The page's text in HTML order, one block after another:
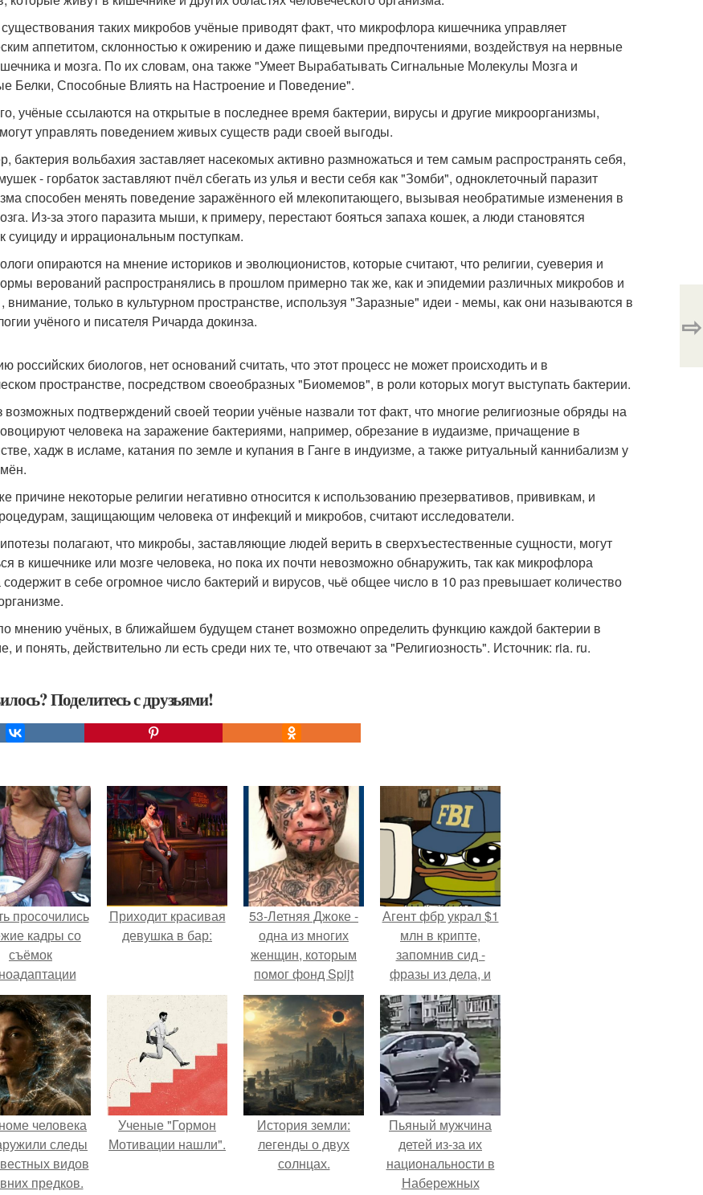
таких микробов учёные приводят факт, что микрофлора кишечника управляет
аппетитом, склонностью к ожирению и даже пищевыми предпочтениями, воздействуя на нервные
и мозга. По их словам, она также "Умеет Вырабатывать Сигнальные Молекулы Мозга и
Белки, Способные Влиять на Настроение и Поведение".
учёные ссылаются на открытые в последнее время бактерии, вирусы и другие микроорганизмы,
управлять поведением живых существ ради своей выгоды.
бактерия вольбахия заставляет насекомых активно размножаться и тем самым распространять себя,
- горбаток заставляют пчёл сбегать из улья и вести себя как "Зомби", одноклеточный паразит
способен менять поведение заражённого ей млекопитающего, вызывая необратимые изменения в
Из-за этого паразита мыши, к примеру, перестают бояться запаха кошек, а люди становятся
суициду и иррациональным поступкам.
опираются на мнение историков и эволюционистов, которые считают, что религии, суеверия и
верований распространялись в прошлом примерно так же, как и эпидемии различных микробов и
внимание, только в культурном пространстве, используя "Заразные" идеи - мемы, как они называются в
учёного и писателя Ричарда докинза.
российских биологов, нет оснований считать, что этот процесс не может происходить и в
пространстве, посредством своеобразных "Биомемов", в роли которых могут выступать бактерии.
подтверждений своей теории учёные назвали тот факт, что многие религиозные обряды на
человека на заражение бактериями, например, обрезание в иудаизме, причащение в
хадж в исламе, катания по земле и купания в Ганге в индуизме, а также ритуальный каннибализм у
причине некоторые религии негативно относится к использованию презервативов, прививкам, и
защищающим человека от инфекций и микробов, считают исследователи.
полагают, что микробы, заставляющие людей верить в сверхъестественные сущности, могут
в кишечнике или мозге человека, но пока их почти невозможно обнаружить, так как микрофлора
содержит в себе огромное число бактерий и вирусов, чьё общее число в 10 раз превышает количество
мнению учёных, в ближайшем будущем станет возможно определить функцию каждой бактерии в
и понять, действительно ли есть среди них те, что отвечают за "Религиозность". Источник: ria. ru.
Поделитесь с друзьями!
⇨
просочились
кадры со
съёмок
и всё
внимание
оказалось
к Тиган
крофт.
Приходит красивая
девушка в бар:
53-Летняя Джоке -
одна из многих
женщин, которым
помог фонд Spijt
van Tattoo,
основанный в
Роттердаме.
Агент фбр украл $1
млн в крипте,
запомнив сид -
фразы из дела, и
советовался с
Chatgpt, как их
потратить.
человека
следы
видов
предков.
Ученые "Гормон
Мотивации нашли".
История земли:
легенды о двух
солнцах.
Пьяный мужчина
детей из-за их
национальности в
Набережных